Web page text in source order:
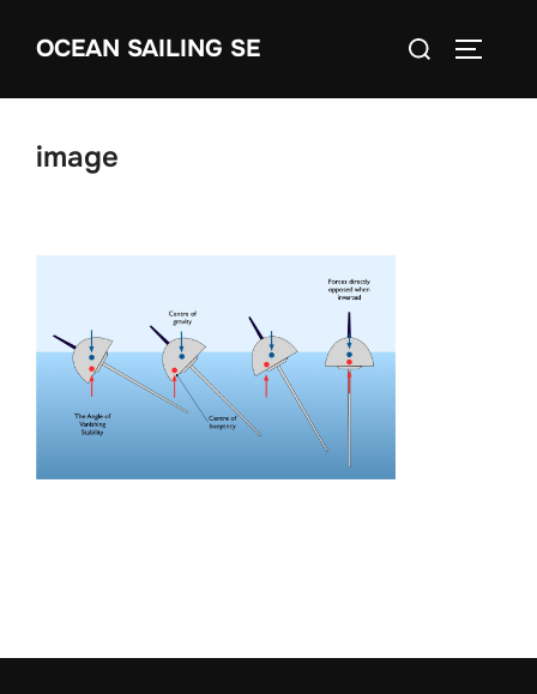
OCEAN SAILING SE
Search
image